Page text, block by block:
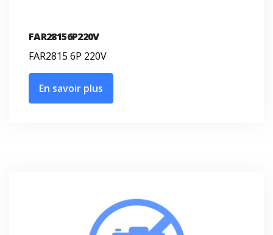
FAR28156P220V
FAR2815 6P 220V
En savoir plus